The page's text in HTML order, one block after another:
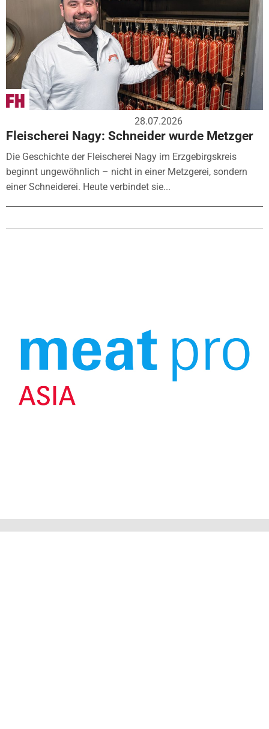
28.07.2026
Fleischerei Nagy: Schneider wurde Metzger
Die Geschichte der Fleischerei Nagy im Erzgebirgskreis
beginnt ungewöhnlich – nicht in einer Metzgerei, sondern
einer Schneiderei. Heute verbindet sie...